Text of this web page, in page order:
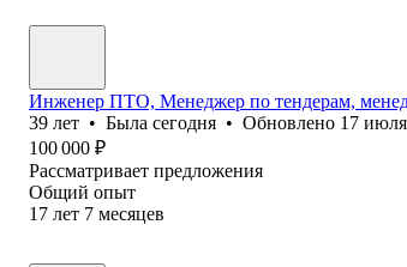
Инженер ПТО, Менеджер по тендерам,
39 лет • Была сегодня • Обновлено 17 июля
100 000 ₽
Рассматривает предложения
Общий опыт
17 лет 7 месяцев